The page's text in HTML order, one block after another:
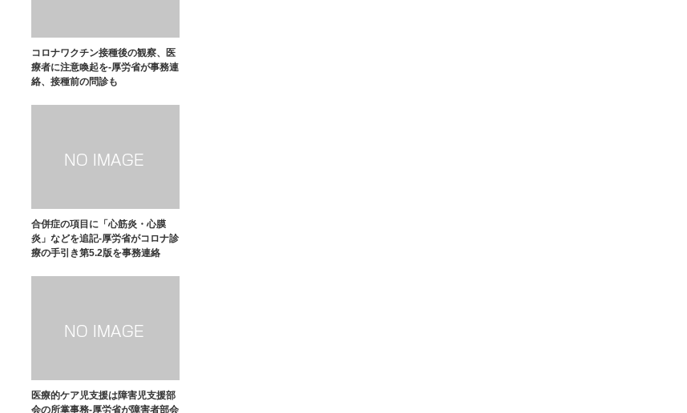
コロナワクチン接種後の観察、医
療者に注意喚起を-厚労省が事務連
絡、接種前の問診も
合併症の項目に「心筋炎・心膜
炎」などを追記-厚労省がコロナ診
療の手引き第5.2版を事務連絡
医療的ケア児支援は障害児支援部
会の所掌事務-厚労省が障害者部会